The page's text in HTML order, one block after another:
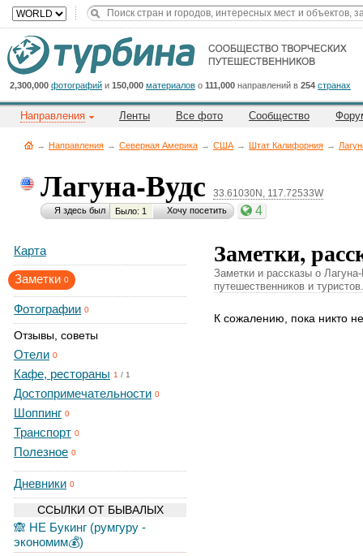
2,300,000 фотографий и 150,000 материалов о 111,000 направлений в 254 странах
Направления Ленты Все фото Сообщество
→ Направления → Северная Америка → CША → Штат Калифорния →
Лагуна-Вудс 33.61030N, 117.72533W
Я здесь был Было: 1 Хочу посетить 4
Карта
Заметки 0
Фотографии 0
Отзывы, советы
Отели 0
Кафе, рестораны 1 / 1
Достопримечательности 0
Шоппинг 0
Транспорт 0
Полезное 0
Дневники 0
ССЫЛКИ ОТ БЫВАЛЫХ
🙈 НЕ Букинг (румгуру -
экономим💰)
Заметки,
Заметки и рассказы о
путешественников и
К сожалению, пока никто
Cейчас
на
сайте:
Title
Button